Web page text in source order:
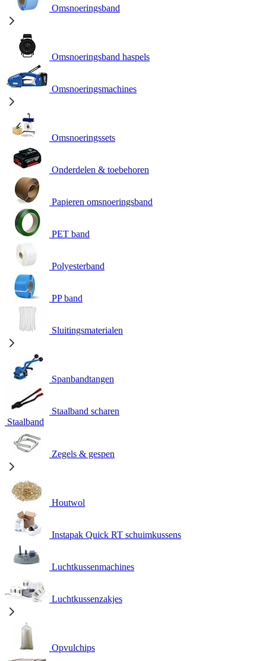
Omsnoeringsband
Omsnoeringsband haspels
Omsnoeringsmachines
Omsnoeringssets
Onderdelen & toebehoren
Papieren omsnoeringsband
PET band
Polyesterband
PP band
Sluitingsmaterialen
Spanbandtangen
Staalband scharen
Staalband
Zegels & gespen
Houtwol
Instapak Quick RT schuimkussens
Luchtkussenmachines
Luchtkussenzakjes
Opvulchips